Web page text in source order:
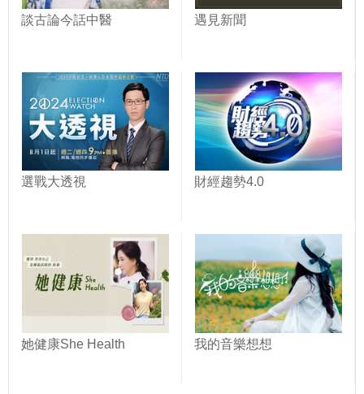
談古論今話中醫 遇見新聞
選戰大透視 財經趨勢4.0
她健康She Health 我的音樂想想